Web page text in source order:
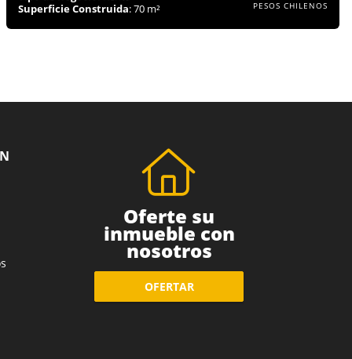
Superficie Construida: 70 m² PESOS CHILENOS
Oferte su
inmueble con
nosotros
OFERTAR